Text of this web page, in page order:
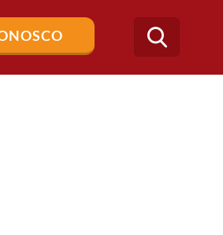
Buscar
no
blog